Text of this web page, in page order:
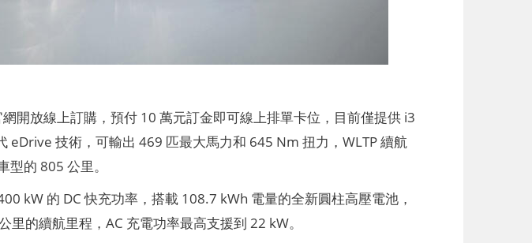
開放線上訂購，預付 10 萬元訂金即可線上排單卡位，目前僅提供 i3
eDrive 技術，可輸出 469 匹最大馬力和 645 Nm 扭力，WLTP 續航
的 805 公里。
kW 的 DC 快充功率，搭載 108.7 kWh 電量的全新圓柱高壓電池，
的續航里程，AC 充電功率最高支援到 22 kW。